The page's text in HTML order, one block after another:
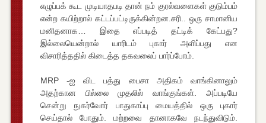
எழுப்பக் கூட முடியாதபடி தான் நம் குரல்வளைகள் குடும்பம்
என்ற கயிற்றால் கட்டப்பட்டிருக்கின்றன.சரி.. ஒரு சாமானிய
மனிதனாக… இதை எப்படித் தட்டிக் கேட்பது?
இல்லையென்றால் யாரிடம் புகார் அளிப்பது என
விசாரித்ததில் கிடைத்த தகவலைப் பார்ப்போம்.
MRP -ஐ விட பத்து பைசா அதிகம் வாங்கினாலும்
அதற்கான பில்லை முதலில் வாங்குங்கள். அப்படியே
சென்று நுகர்வோர் பாதுகாப்பு மையத்தில் ஒரு புகார்
செய்தால் போதும். மற்றவை தானாகவே நடந்துவிடும்.